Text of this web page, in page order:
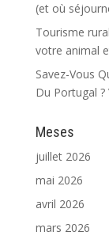
(et où
Tourisme
votre animal
Savez-Vous
Du Portugal
Meses
juillet 2026
mai 2026
avril 2026
mars 2026